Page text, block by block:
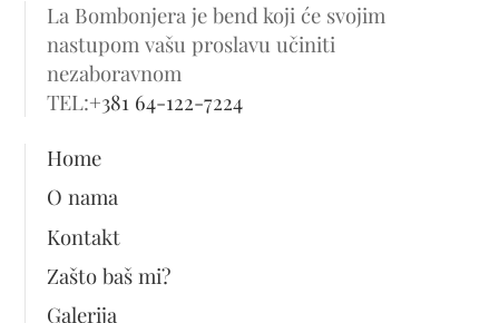
La Bombonjera je bend koji će svojim
nastupom vašu proslavu učiniti
nezaboravnom
TEL:+381 64-122-7224
Home
O nama
Kontakt
Zašto baš mi?
Galerija